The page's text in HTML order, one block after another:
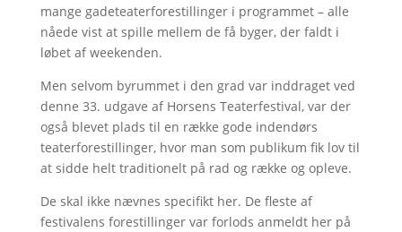
mange gadeteaterforestillinger i programmet – alle
nåede vist at spille mellem de få byger, der faldt i
løbet af weekenden.
Men selvom byrummet i den grad var inddraget ved
denne 33. udgave af Horsens Teaterfestival, var der
også blevet plads til en række gode indendørs
teaterforestillinger, hvor man som publikum fik lov til
at sidde helt traditionelt på rad og række og opleve.
De skal ikke nævnes specifikt her. De fleste af
festivalens forestillinger var forlods anmeldt her på